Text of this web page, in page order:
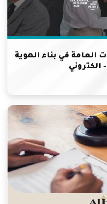
العامة في بناء الهوية